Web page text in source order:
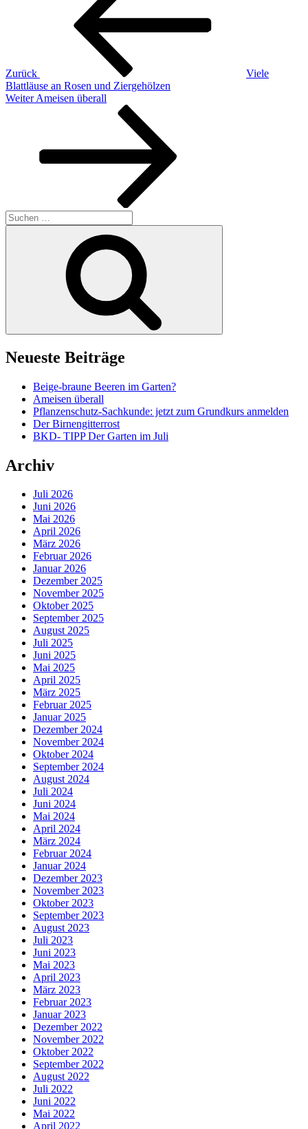
Zurück
Viele
Blattläuse an Rosen und Ziergehölzen
Nächster
Weiter Ameisen überall
Suchen
nach:
Neueste Beiträge
Beige-braune Beeren im Garten?
Ameisen überall
Pflanzenschutz-Sachkunde: jetzt zum Grundkurs anmelden
Der Birnengitterrost
BKD- TIPP Der Garten im Juli
Archiv
Juli 2026
Juni 2026
Mai 2026
April 2026
März 2026
Februar 2026
Januar 2026
Dezember 2025
November 2025
Oktober 2025
September 2025
August 2025
Juli 2025
Juni 2025
Mai 2025
April 2025
März 2025
Februar 2025
Januar 2025
Dezember 2024
November 2024
Oktober 2024
September 2024
August 2024
Juli 2024
Juni 2024
Mai 2024
April 2024
März 2024
Februar 2024
Januar 2024
Dezember 2023
November 2023
Oktober 2023
September 2023
August 2023
Juli 2023
Juni 2023
Mai 2023
April 2023
März 2023
Februar 2023
Januar 2023
Dezember 2022
November 2022
Oktober 2022
September 2022
August 2022
Juli 2022
Juni 2022
Mai 2022
April 2022